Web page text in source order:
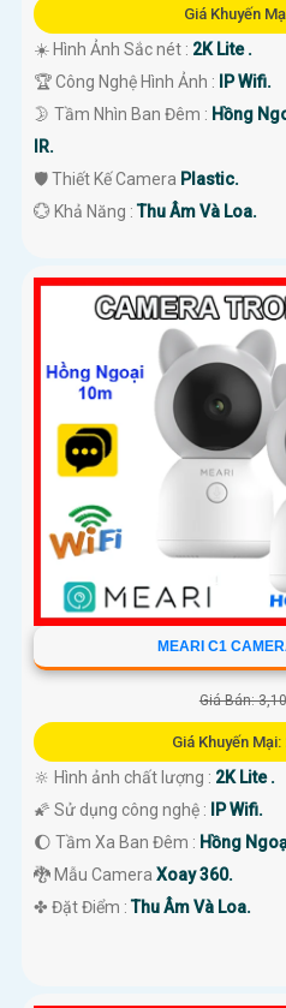
Giá Khuyến
☀️ Hình Ảnh Sắc nét : 2K Lite .
🏆 Công Nghệ Hình Ảnh : IP Wifi.
🌛 Tầm Nhìn Ban Đêm : Hồng
IR.
🛡 Thiết Kế Camera Plastic.
️💮 Khả Năng :Thu Âm Và Loa.
MEARI C1
Giá Bán:
Giá Khuyến
🔆 Hình ảnh chất lượng : 2K Lite .
🌠 Sử dụng công nghệ : IP Wifi.
🌔 Tầm Xa Ban Đêm : Hồng
🐉️ Mẫu Camera Xoay 360.
️✤ Đặt Điểm :Thu Âm Và Loa.